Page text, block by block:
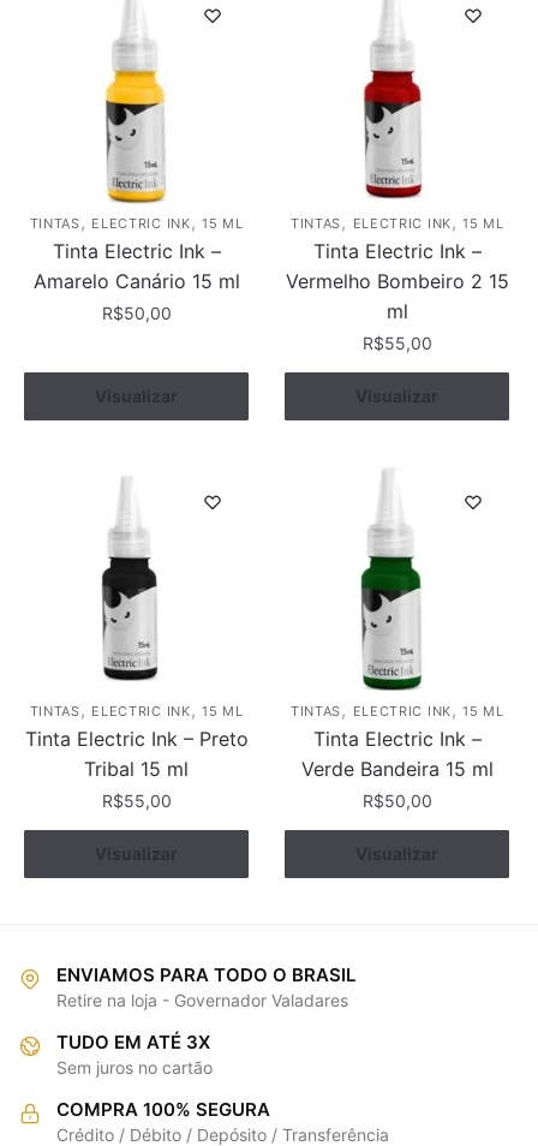
TINTAS, ELECTRIC INK,15 ML
Tinta Electric Ink –
Amarelo Canário 15 ml
R$50,00
Comprar
Visualizar
TINTAS, ELECTRIC INK,15 ML
Tinta Electric Ink –
Vermelho Bombeiro 2 15
ml
R$55,00
Comprar
Visualizar
TINTAS, ELECTRIC INK,15 ML
Tinta Electric Ink – Preto
Tribal 15 ml
R$55,00
Comprar
Visualizar
TINTAS, ELECTRIC INK,15 ML
Tinta Electric Ink –
Verde Bandeira 15 ml
R$50,00
Comprar
Visualizar
ENVIAMOS PARA TODO O BRASIL
Retire na loja - Governador Valadares
TUDO EM ATÉ 3X
Sem juros no cartão
COMPRA 100% SEGURA
Crédito / Débito / Depósito / Transferência